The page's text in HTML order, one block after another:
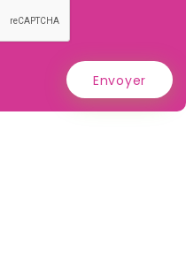
Envoyer